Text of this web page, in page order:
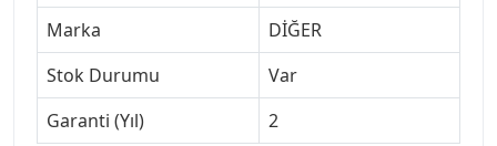
Marka
DİĞER
Stok Durumu
Var
Garanti (Yıl)
2